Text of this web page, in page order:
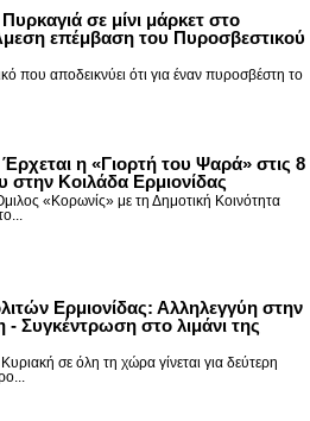
σε μίνι μάρκετ στο
επέμβαση του Πυροσβεστικού
που αποδεικνύει ότι για έναν πυροσβέστη το
η «Γιορτή του Ψαρά» στις 8
στην Κοιλάδα Ερμιονίδας
«Κορωνίς» με τη Δημοτική Κοινότητα
Ερμιονίδας: Αλληλεγγύη στην
- Συγκέντρωση στο λιμάνι της
σε όλη τη χώρα γίνεται για δεύτερη